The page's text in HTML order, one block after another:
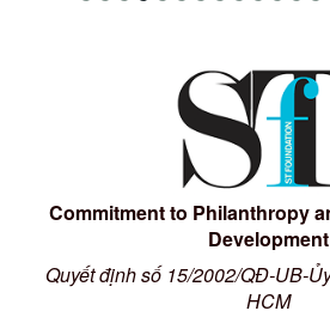
Commitment to Philanthropy
Development
Quyết định số 15/2002/QĐ-UB-
HCM